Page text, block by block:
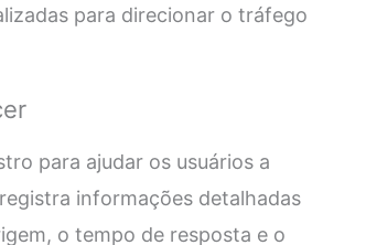
para direcionar o tráfego
para ajudar os usuários a
informações detalhadas
o tempo de resposta e o